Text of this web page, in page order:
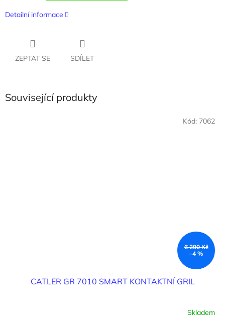
Detailní informace
ZEPTAT SE SDÍLET
Související produkty
6 290 Kč
–4 %
CATLER GR 7010 SMART KONTAKTNÍ GRIL
Skladem
Kód: 7062